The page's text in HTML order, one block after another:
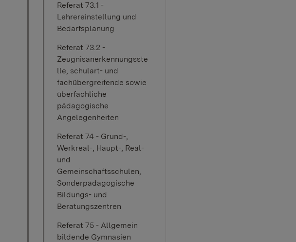
Referat 73.1 -
Lehrereinstellung und
Bedarfsplanung
Referat 73.2 -
Zeugnisanerkennungsste
lle, schulart- und
fachübergreifende sowie
überfachliche
pädagogische
Angelegenheiten
Referat 74 - Grund-,
Werkreal-, Haupt-, Real-
und
Gemeinschaftsschulen,
Sonderpädagogische
Bildungs- und
Beratungszentren
Referat 75 - Allgemein
bildende Gymnasien